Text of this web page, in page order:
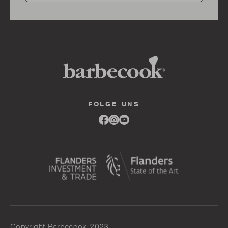
FOLGE UNS
Link
to
Link
to
Link